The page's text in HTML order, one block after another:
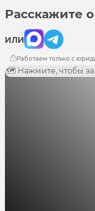
Расскажите
ИЛИ
Max Telegram
Работаем только с
🗺 Нажмите, чтобы